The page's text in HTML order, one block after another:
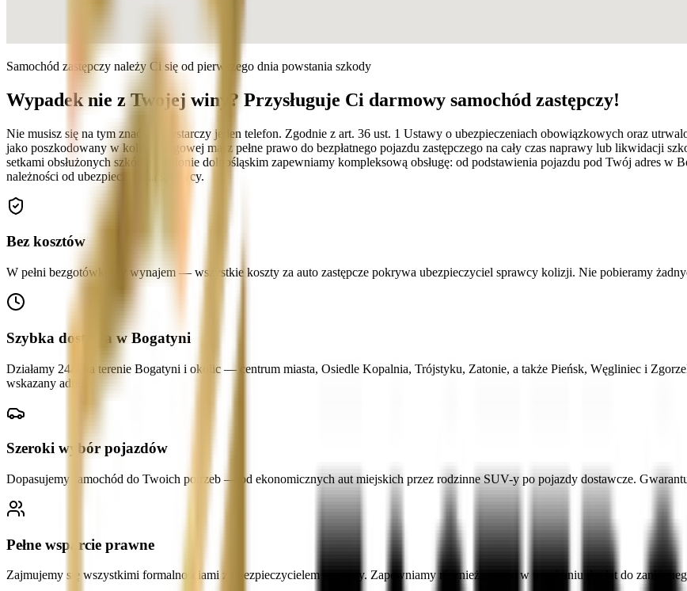
Samochód zastępczy należy Ci się od pierwszego dnia powstania szkody
Wypadek nie z Twojej winy? Przysługuje Ci darmowy samochód zastępczy!
Nie musisz się na tym znać — wystarczy jeden telefon. Zgodnie z art. 36 ust. 1 Ustawy o ubezpieczeniach obowiązkowych oraz
jako poszkodowany w kolizji drogowej masz pełne prawo do bezpłatnego pojazdu zastępczego na cały czas naprawy lub likwidacji
setkami obsłużonych szkód w regionie dolnośląskim zapewniamy kompleksową obsługę: od podstawienia pojazdu pod Twój adres w
należności od ubezpieczyciela sprawcy.
Bez kosztów
W pełni bezgotówkowy wynajem — wszystkie koszty za auto zastępcze pokrywa ubezpieczyciel sprawcy kolizji. Nie pobieramy
Szybka dostawa w Bogatyni
Działamy 24/7 na terenie Bogatyni i okolic — centrum miasta, Osiedle Kopalnia, Trójstyku, Zatonie, a także Pieńsk, Węgliniec i
wskazany adres.
Szeroki wybór pojazdów
Dopasujemy samochód do Twoich potrzeb — od ekonomicznych aut miejskich przez rodzinne SUV-y po pojazdy dostawcze.
Pełne wsparcie prawne
Zajmujemy się wszystkimi formalnościami z ubezpieczycielem sprawcy. Zapewniamy również pomoc w uzyskaniu dopłat do